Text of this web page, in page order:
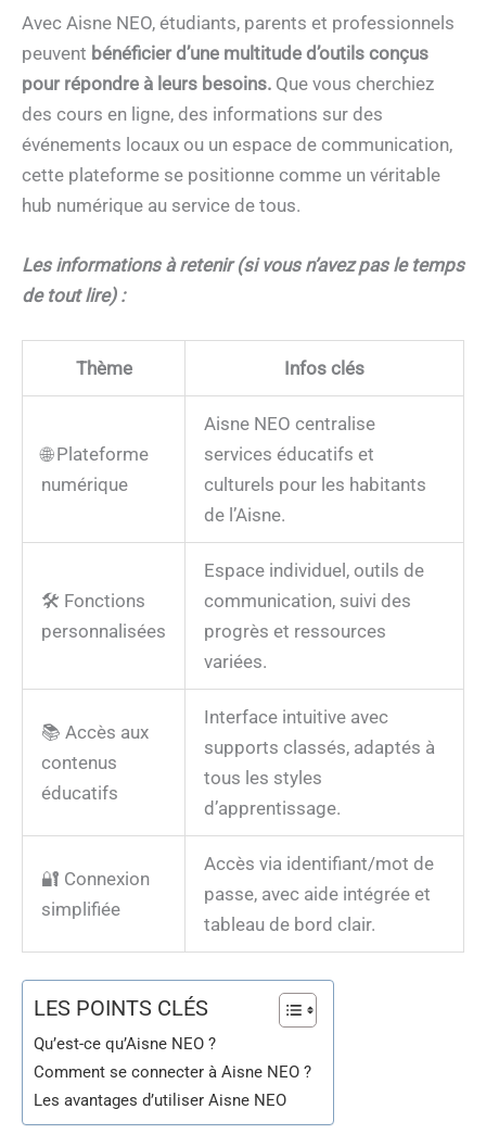
Avec Aisne NEO, étudiants, parents et professionnels
peuvent bénéficier d’une multitude d’outils conçus
pour répondre à leurs besoins. Que vous cherchiez
des cours en ligne, des informations sur des
événements locaux ou un espace de communication,
cette plateforme se positionne comme un véritable
hub numérique au service de tous.
Les informations à retenir (si vous n’avez pas le temps
de tout lire) :
Thème Infos clés
🌐 Plateforme
numérique
Aisne NEO centralise
services éducatifs et
culturels pour les habitants
de l’Aisne.
🛠️ Fonctions
personnalisées
Espace individuel, outils de
communication, suivi des
progrès et ressources
variées.
📚 Accès aux
contenus
éducatifs
Interface intuitive avec
supports classés, adaptés à
tous les styles
d’apprentissage.
🔐 Connexion
simplifiée
Accès via identifiant/mot de
passe, avec aide intégrée et
tableau de bord clair.
LES POINTS CLÉS
Qu’est-ce qu’Aisne NEO ?
Comment se connecter à Aisne NEO ?
Les avantages d’utiliser Aisne NEO